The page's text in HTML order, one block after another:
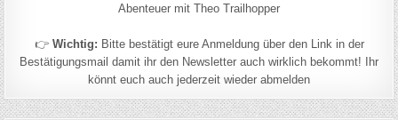
Abenteuer mit Theo Trailhopper
👉 Wichtig: Bitte bestätigt eure Anmeldung über den Link in der
Bestätigungsmail damit ihr den Newsletter auch wirklich bekommt! Ihr
könnt euch auch jederzeit wieder abmelden